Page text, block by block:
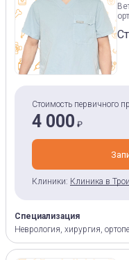
Стоимость первичного
4 000 ₽
Клиники: Клиника в
Специализация
Неврология, хирургия,